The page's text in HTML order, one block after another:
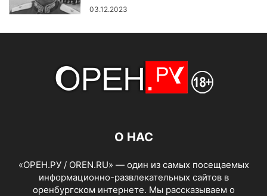
03.12.2023
О НАС
«ОРЕН.РУ / OREN.RU» — один из самых посещаемых
информационно-развлекательных сайтов в
оренбургском интернете. Мы рассказываем о